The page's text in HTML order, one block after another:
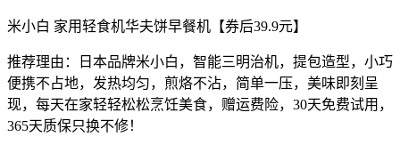
米小白 家用轻食机华夫饼早餐机【券后39.9元】
推荐理由：日本品牌米小白，智能三明治机，提包造型，小巧
便携不占地，发热均匀，煎烙不沾，简单一压，美味即刻呈
现，每天在家轻轻松松烹饪美食，赠运费险，30天免费试用，
365天质保只换不修！